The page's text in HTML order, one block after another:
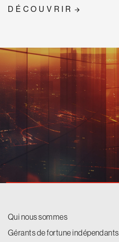
DÉCOUVRIR
CONTACT
Qui nous sommes
Gérants de fortune indépendants